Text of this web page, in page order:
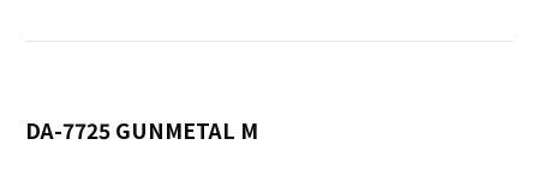
DA-7725 GUNMETAL M